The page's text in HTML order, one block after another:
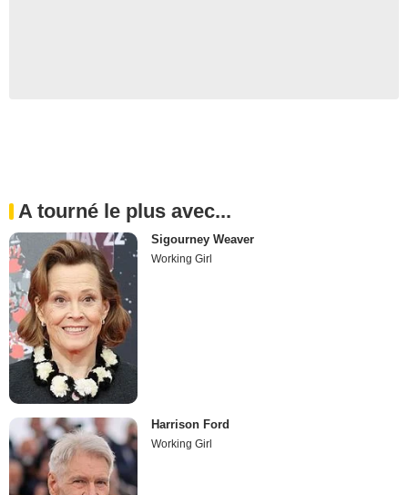
A tourné le plus avec...
Sigourney Weaver
Working Girl
Harrison Ford
Working Girl